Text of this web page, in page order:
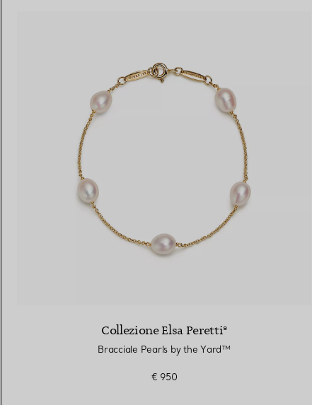
Collezione Elsa Peretti®
Bracciale Pearls by the Yard™
€ 950